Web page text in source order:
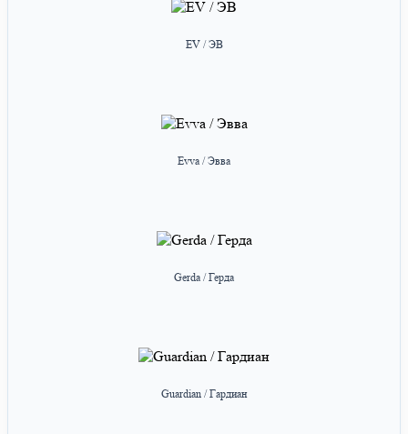
EV / ЭВ
Evva / Эвва
Gerda / Герда
Guardian / Гардиан